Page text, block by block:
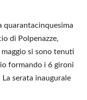
quarantacinquesima
di Polpenazze,
si sono tenuti
formando i 6 gironi
serata inaugurale